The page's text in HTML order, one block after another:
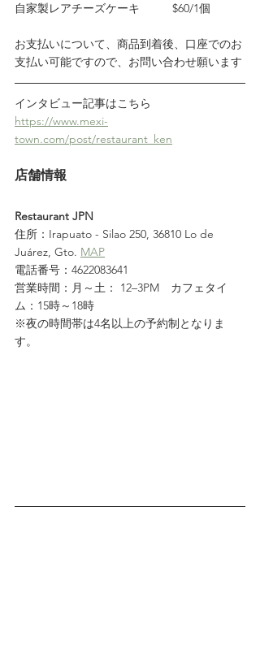
自家製レアチーズケーキ          $60/1個
お支払いについて、商品到着後、口座でのお
支払い可能ですので、お問い合わせ願います
インタビュー記事はこちら
https://www.mexi-
town.com/post/restaurant_ken
店舗情報
Restaurant JPN
住所：Irapuato - Silao 250, 36810 Lo de
Juárez, Gto. MAP
電話番号：4622083641
営業時間：月～土： 12–3PM　カフェタイ
ム：15時～18時
※夜の時間帯は4名以上の予約制となりま
す。